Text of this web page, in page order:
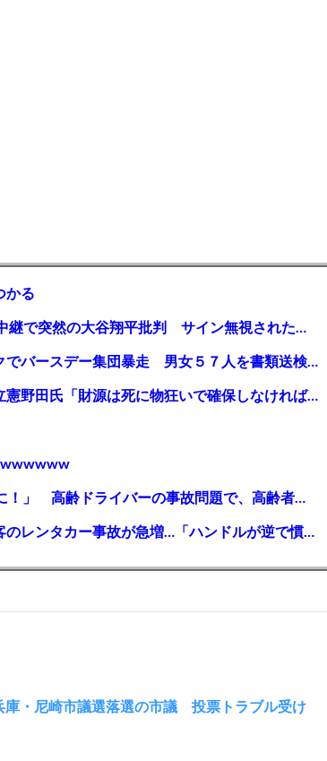
かる
【MLB】「大谷は謙虚ではない」少女が全米生中継で突然の大谷翔平批判 サイン無視された過去明かす
【千葉】「みんなで走れて楽しかった」 バイクでバースデー集団暴走 男女５７人を書類送検 SNSで参加者募る
ガソリン減税、１兆円の財源必要 石破首相・立憲野田氏「財源は死に物狂いで確保しなければならない」「本当に死に物狂いで」
【芸能】高橋真麻「80代で免許を全員取り消しに！」 高齢ドライバーの事故問題で、高齢者の運転免許取り消し法を提案
【🗻】「富士山きれいに撮りたい」外国人観光客のレンタカー事故が急増…「ハンドルが逆で慣れず」、道の狭さも
・尼崎市議選落選の市議 投票トラブル受け